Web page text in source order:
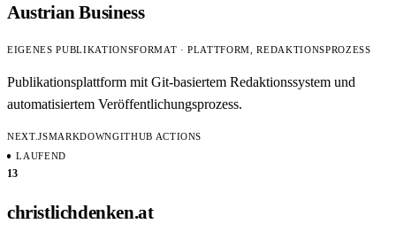
Austrian Business
EIGENES PUBLIKATIONSFORMAT · PLATTFORM, REDAKTIONSPROZESS
Publikationsplattform mit Git-basiertem Redaktionssystem und
automatisiertem Veröffentlichungsprozess.
NEXT.JSMARKDOWNGITHUB ACTIONS
LAUFEND
13
christlichdenken.at